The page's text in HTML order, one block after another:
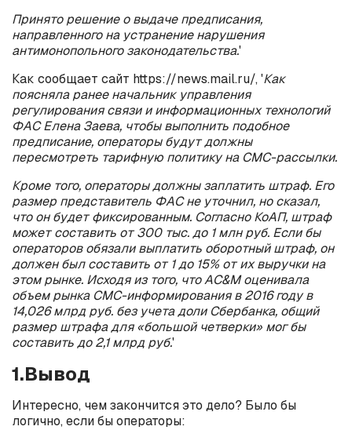
Принято решение о выдаче предписания,
направленного на устранение нарушения
антимонопольного законодательства.'
Как сообщает сайт https://news.mail.ru/, 'Как
поясняла ранее начальник управления
регулирования связи и информационных технологий
ФАС Елена Заева, чтобы выполнить подобное
предписание, операторы будут должны
пересмотреть тарифную политику на СМС-рассылки.
Кроме того, операторы должны заплатить штраф. Его
размер представитель ФАС не уточнил, но сказал,
что он будет фиксированным. Согласно КоАП, штраф
может составить от 300 тыс. до 1 млн руб. Если бы
операторов обязали выплатить оборотный штраф, он
должен был составить от 1 до 15% от их выручки на
этом рынке. Исходя из того, что AC&M оценивала
объем рынка СМС-информирования в 2016 году в
14,026 млрд руб. без учета доли Сбербанка, общий
размер штрафа для «большой четверки» мог бы
составить до 2,1 млрд руб.'
1.Вывод
Интересно, чем закончится это дело? Было бы
логично, если бы операторы: